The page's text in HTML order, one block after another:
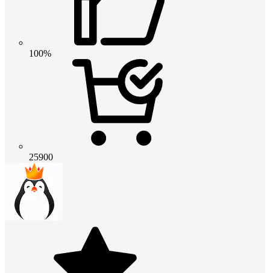
100%
25900